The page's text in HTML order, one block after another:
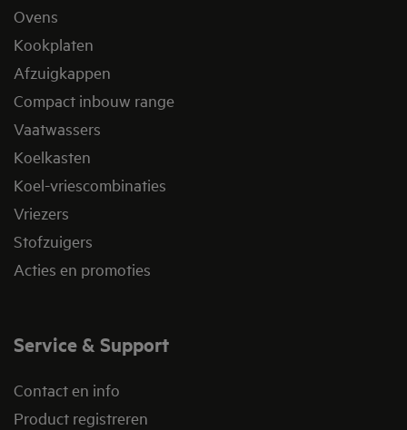
Ovens
Kookplaten
Afzuigkappen
Compact inbouw range
Vaatwassers
Koelkasten
Koel-vriescombinaties
Vriezers
Stofzuigers
Acties en promoties
Service & Support
Contact en info
Product registreren